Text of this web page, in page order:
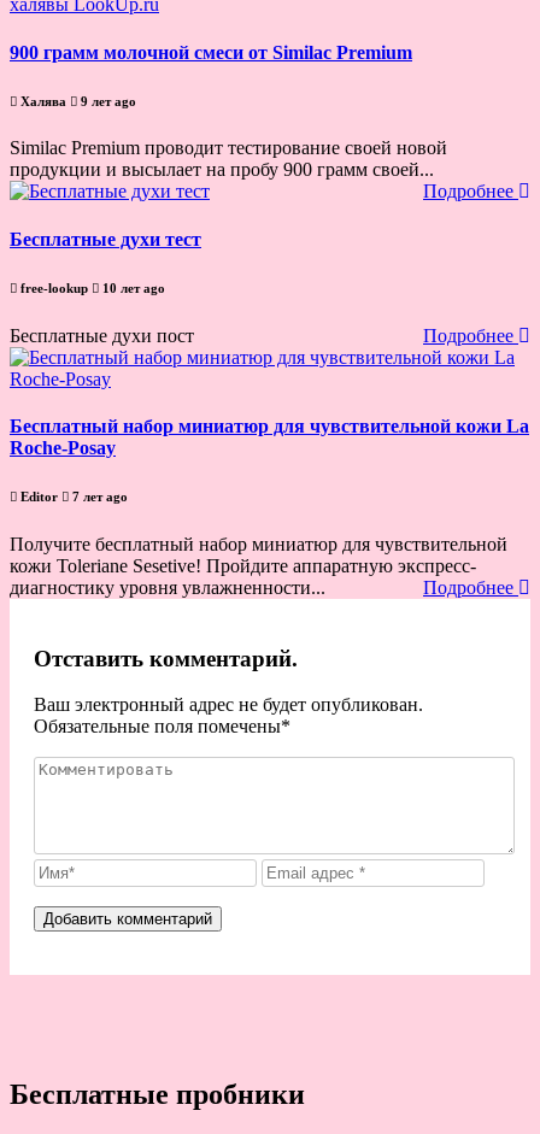
900 грамм молочной смеси от Similac Premium
Халява 9 лет ago
Similac Premium проводит тестирование своей новой
продукции и высылает на пробу 900 грамм своей...
Подробнее
Бесплатные духи тест
free-lookup 10 лет ago
Бесплатные духи пост Подробнее
Бесплатный набор миниатюр для чувствительной кожи La
Roche-Posay
Editor 7 лет ago
Получите бесплатный набор миниатюр для чувствительной
кожи Toleriane Sesetive! Пройдите аппаратную экспресс-
диагностику уровня увлажненности...
Подробнее
Отставить комментарий.
Ваш электронный адрес не будет опубликован.
Обязательные поля помечены*
Бесплатные пробники